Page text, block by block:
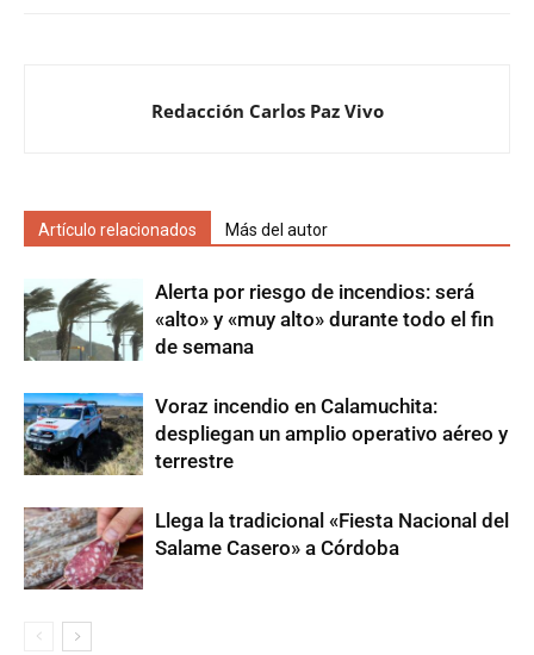
Redacción Carlos Paz Vivo
Artículo relacionados Más del autor
Alerta por riesgo de incendios: será
«alto» y «muy alto» durante todo el fin
de semana
Voraz incendio en Calamuchita:
despliegan un amplio operativo aéreo y
terrestre
Llega la tradicional «Fiesta Nacional del
Salame Casero» a Córdoba